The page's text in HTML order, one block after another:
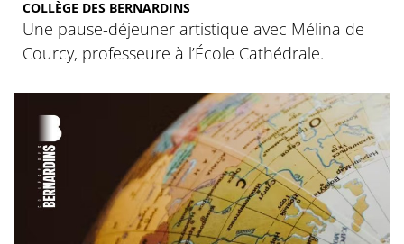
COLLÈGE DES BERNARDINS
Une pause-déjeuner artistique avec Mélina de
Courcy, professeure à l’École Cathédrale.